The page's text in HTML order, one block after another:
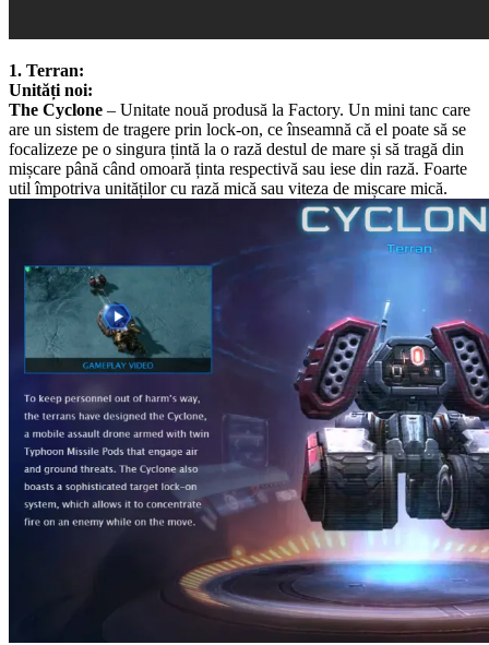
1. Terran:
Unități noi:
The Cyclone – Unitate nouă produsă la Factory. Un mini tanc care
are un sistem de tragere prin lock-on, ce înseamnă că el poate să se
focalizeze pe o singura țintă la o rază destul de mare și să tragă din
mișcare până când omoară ținta respectivă sau iese din rază. Foarte
util împotriva unităților cu rază mică sau viteza de mișcare mică.